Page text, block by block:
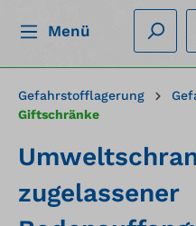
Menü
Gefahrstofflagerung
Giftschränke
zugelassener